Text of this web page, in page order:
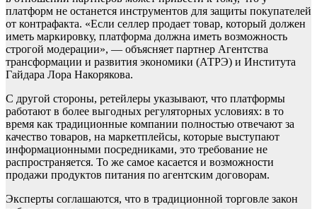
платформ не останется инструментов для защиты покупателей
от контрафакта. «Если селлер продает товар, который должен
иметь маркировку, платформа должна иметь возможность
строгой модерации», — объясняет партнер Агентства
трансформации и развития экономики (АТРЭ) и Института
Гайдара Лора Накорякова.
С другой стороны, ретейлеры указывают, что платформы
работают в более выгодных регуляторных условиях: в то
время как традиционные компании полностью отвечают за
качество товаров, на маркетплейсы, которые выступают
информационными посредниками, это требование не
распространяется. То же самое касается и возможности
продажи продуктов питания по агентским договорам.
Эксперты соглашаются, что в традиционной торговле закон